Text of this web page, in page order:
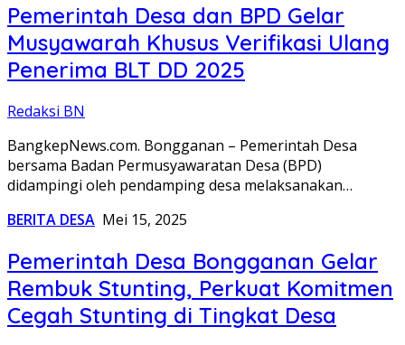
Pemerintah Desa dan BPD Gelar
Musyawarah Khusus Verifikasi Ulang
Penerima BLT DD 2025
Redaksi BN
BangkepNews.com. Bongganan – Pemerintah Desa
bersama Badan Permusyawaratan Desa (BPD)
didampingi oleh pendamping desa melaksanakan…
BERITA DESA Mei 15, 2025
Pemerintah Desa Bongganan Gelar
Rembuk Stunting, Perkuat Komitmen
Cegah Stunting di Tingkat Desa